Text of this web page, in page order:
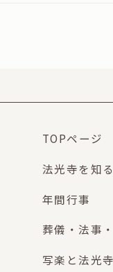
TOPページ
法光寺を知る
年間行事
葬儀・法事
写楽と法光寺